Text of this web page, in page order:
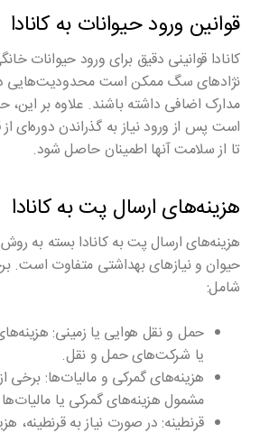
قوانین ورود حیوانات به کانادا
کانادا قوانینی دقیق برای ورود حیوانات
نژادهای سگ ممکن است محدودیت‌هایی
مدارک اضافی داشته باشند. علاوه بر این،
است پس از ورود نیاز به گذراندن دوره‌ای از
تا از سلامت آنها اطمینان حاصل شود.
هزینه‌های ارسال پت به کانادا
هزینه‌های ارسال پت به کانادا بسته به
حیوان و نیازهای بهداشتی متفاوت است.
شامل:
حمل و نقل هوایی یا زمینی:
یا شرکت‌های حمل و نقل.
هزینه‌های گمرکی و مالیات‌ها: برخی
مشمول هزینه‌های گمرکی یا
قرنطینه: در صورت نیاز به قرنطینه،